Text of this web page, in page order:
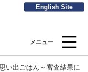
English Site
メニュー
い出ごはん～審査結果に